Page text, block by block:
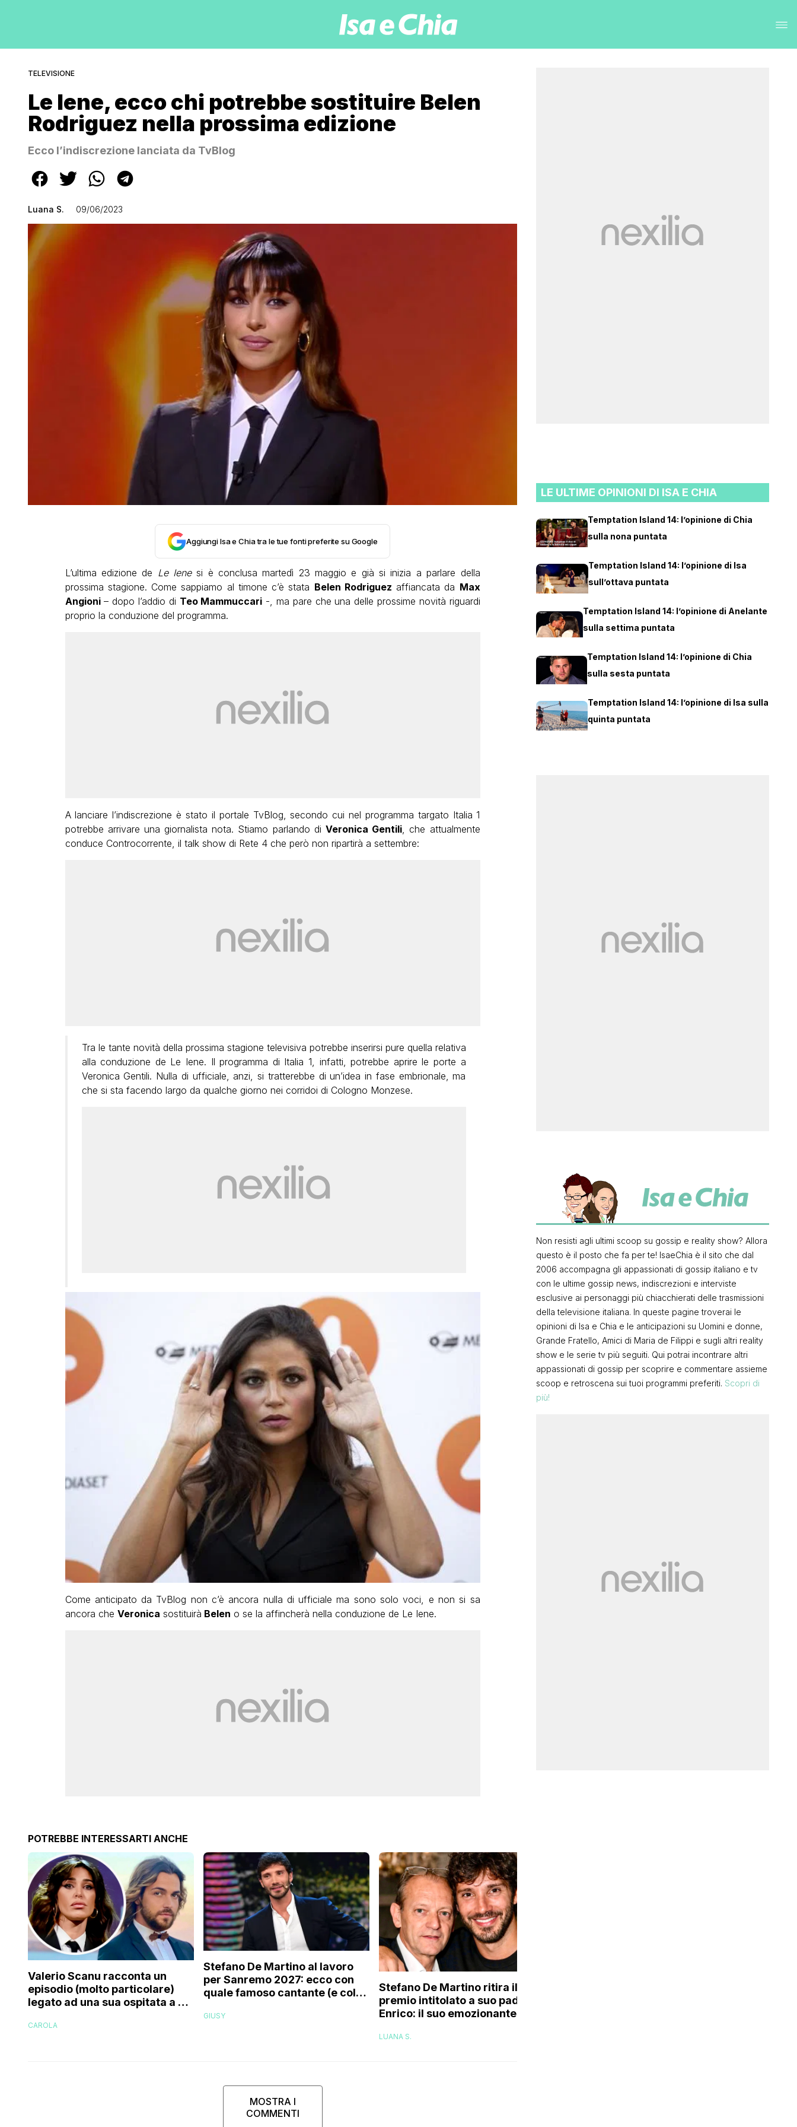
TELEVISIONE
Le Iene, ecco chi potrebbe sostituire Belen
Rodriguez nella prossima edizione
Ecco l’indiscrezione lanciata da TvBlog
Luana S. 09/06/2023
Aggiungi Isa e Chia tra le tue fonti preferite su Google
L’ultima edizione de Le Ienesi è conclusa martedì 23 maggio e già si inizia a parlare della
prossima stagione. Come sappiamo al timone c’è stata Belen Rodriguez affiancata da Max
Angioni– dopo l’addio di Teo Mammuccari -, ma pare che una delle prossime novità riguardi
proprio la conduzione del programma.
A lanciare l’indiscrezione è stato il portale TvBlog, secondo cui nel programma targato Italia 1
potrebbe arrivare una giornalista nota. Stiamo parlando di Veronica Gentili, che attualmente
conduce Controcorrente, il talk show di Rete 4 che però non ripartirà a settembre:
Tra le tante novità della prossima stagione televisiva potrebbe inserirsi pure quella relativa
alla conduzione de Le Iene. Il programma di Italia 1, infatti, potrebbe aprire le porte a
Veronica Gentili. Nulla di ufficiale, anzi, si tratterebbe di un’idea in fase embrionale, ma
che si sta facendo largo da qualche giorno nei corridoi di Cologno Monzese.
Come anticipato da TvBlog non c’è ancora nulla di ufficiale ma sono solo voci, e non si sa
ancora che Veronica sostituirà Belen o se la affincherà nella conduzione de Le Iene.
POTREBBE INTERESSARTI ANCHE
Valerio Scanu racconta un
episodio (molto particolare)
legato ad una sua ospitata a Le
Rodriguez ha smesso di
CAROLA
Stefano De Martino al lavoro
per Sanremo 2027: ecco con
quale famoso cantante (e col
paparazzato
GIUSY
Stefano De Martino ritira il
premio intitolato a suo padre
Enrico: il suo emozionante
LUANA S.
MOSTRA I
COMMENTI
LE ULTIME OPINIONI DI ISA E CHIA
Temptation Island 14: l’opinione di Chia
sulla nona puntata
Temptation Island 14: l’opinione di Isa
sull’ottava puntata
Temptation Island 14: l’opinione di Anelante
sulla settima puntata
Temptation Island 14: l’opinione di Chia
sulla sesta puntata
Temptation Island 14: l’opinione di Isa sulla
quinta puntata
Non resisti agli ultimi scoop su gossip e reality show? Allora
questo è il posto che fa per te! IsaeChia è il sito che dal
2006 accompagna gli appassionati di gossip italiano e tv
con le ultime gossip news, indiscrezioni e interviste
esclusive ai personaggi più chiacchierati delle trasmissioni
della televisione italiana. In queste pagine troverai le
opinioni di Isa e Chia e le anticipazioni su Uomini e donne,
Grande Fratello, Amici di Maria de Filippi e sugli altri reality
show e le serie tv più seguiti. Qui potrai incontrare altri
appassionati di gossip per scoprire e commentare assieme
scoop e retroscena sui tuoi programmi preferiti. Scopri di
più!